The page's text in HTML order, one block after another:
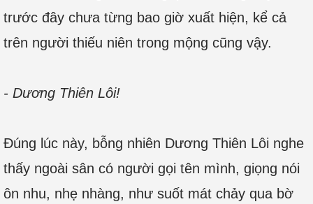
trước đây chưa từng bao giờ xuất hiện, kể cả
trên người thiếu niên trong mộng cũng vậy.
- Dương Thiên Lôi!
Đúng lúc này, bỗng nhiên Dương Thiên Lôi nghe
thấy ngoài sân có người gọi tên mình, giọng nói
ôn nhu, nhẹ nhàng, như suốt mát chảy qua bờ